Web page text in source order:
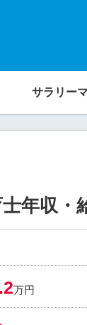
サラリー
年収・
万円